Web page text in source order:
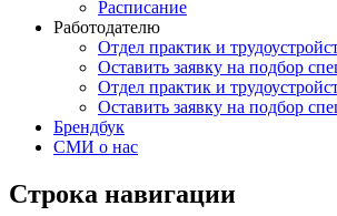
Расписание
Работодателю
Отдел практик и
Оставить заявку на подбор
Отдел практик и
Оставить заявку на подбор
Брендбук
СМИ о нас
Строка навигации